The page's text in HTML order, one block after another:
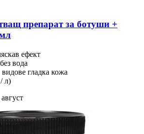
препарат за ботуши +
ефект
вода
гладка кожа
л)